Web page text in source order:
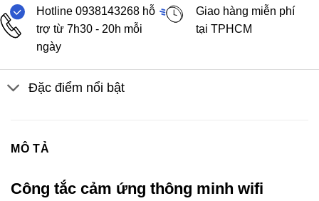
Hotline 0938143268 hỗ
trợ từ 7h30 - 20h mỗi
ngày
Giao hàng miễn phí
tại TPHCM
Đặc điểm nổi bật
MÔ TẢ
Công tắc cảm ứng thông minh wifi